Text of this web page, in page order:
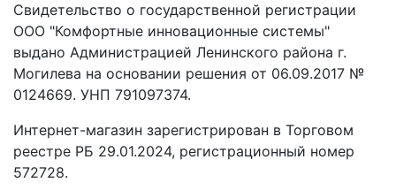
Свидетельство о государственной регистрации
ООО "Комфортные инновационные системы"
выдано Администрацией Ленинского района г.
Могилева на основании решения от 06.09.2017 №
0124669. УНП 791097374.
Интернет-магазин зарегистрирован в Торговом
реестре РБ 29.01.2024, регистрационный номер
572728.